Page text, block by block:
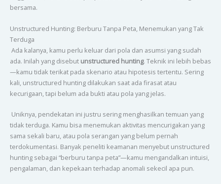
bersama.
Unstructured Hunting: Berburu Tanpa Peta, Menemukan yang Tak
Terduga
Ada kalanya, kamu perlu keluar dari pola dan asumsi yang sudah
ada. Inilah yang disebut unstructured hunting. Teknik ini lebih bebas
—kamu tidak terikat pada skenario atau hipotesis tertentu. Sering
kali, unstructured hunting dilakukan saat ada firasat atau
kecurigaan, tapi belum ada bukti atau pola yang jelas.
Uniknya, pendekatan ini justru sering menghasilkan temuan yang
tidak terduga. Kamu bisa menemukan aktivitas mencurigakan yang
sama sekali baru, atau pola serangan yang belum pernah
terdokumentasi. Banyak peneliti keamanan menyebut unstructured
hunting sebagai “berburu tanpa peta”—kamu mengandalkan intuisi,
pengalaman, dan kepekaan terhadap anomali sekecil apa pun.